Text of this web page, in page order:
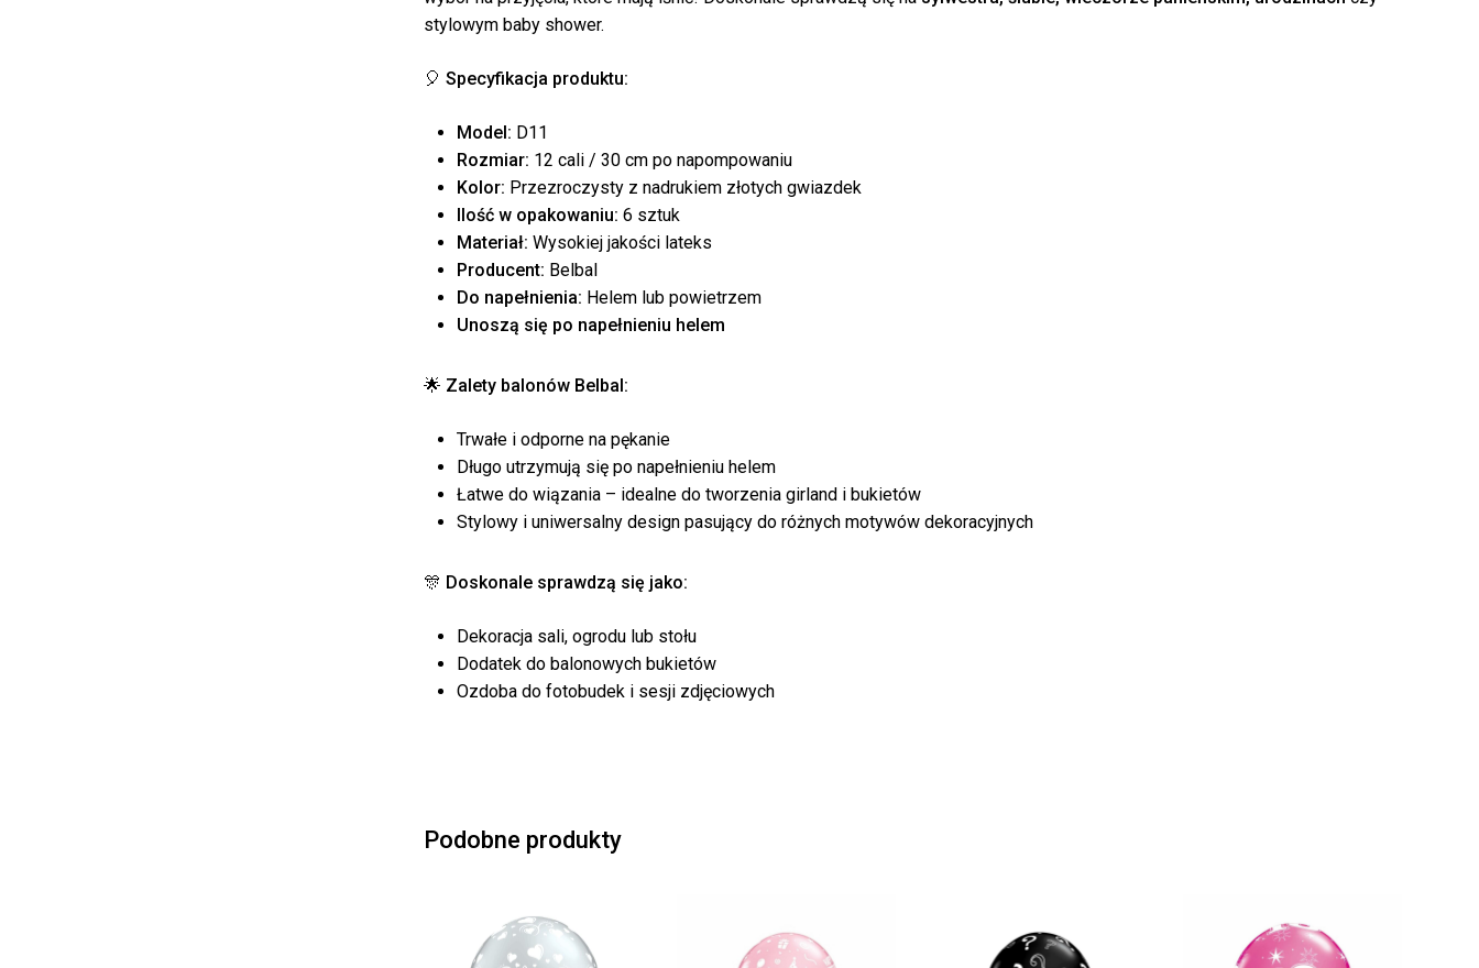
stylowym baby shower.
🎈 Specyfikacja produktu:
Model: D11
Rozmiar: 12 cali / 30 cm po napompowaniu
Kolor: Przezroczysty z nadrukiem złotych gwiazdek
Ilość w opakowaniu: 6 sztuk
Materiał: Wysokiej jakości lateks
Producent: Belbal
Do napełnienia: Helem lub powietrzem
Unoszą się po napełnieniu helem
🌟 Zalety balonów Belbal:
Trwałe i odporne na pękanie
Długo utrzymują się po napełnieniu helem
Łatwe do wiązania – idealne do tworzenia girland i bukietów
Stylowy i uniwersalny design pasujący do różnych motywów dekoracyjnych
🎊 Doskonale sprawdzą się jako:
Dekoracja sali, ogrodu lub stołu
Dodatek do balonowych bukietów
Ozdoba do fotobudek i sesji zdjęciowych
Podobne produkty